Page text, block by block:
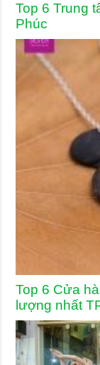
Top 6 Trung
Phúc
Top 6 Cửa
lượng nhất